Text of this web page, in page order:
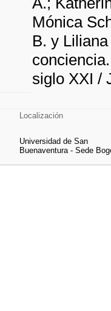
Mónica
B. y
siglo XXI /
Localización
Universidad de San
Buenaventura - Sede